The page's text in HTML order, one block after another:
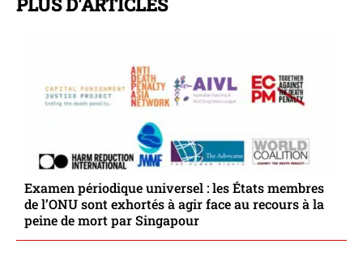
Examen périodique universel : les États membres
de l’ONU sont exhortés à agir face au recours à la
peine de mort par Singapour